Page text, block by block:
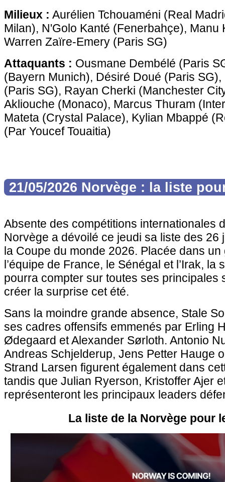
Milieux : Aurélien Tchouaméni (Real
Milan), N'Golo Kanté (Fenerbahçe), Manu
Warren Zaïre-Emery (Paris SG)
Attaquants : Ousmane Dembélé (Paris
(Bayern Munich), Désiré Doué (Paris
(Paris SG), Rayan Cherki (Manchester
Akliouche (Monaco), Marcus Thuram
Mateta (Crystal Palace), Kylian Mbappé
(Par Youcef Touaitia)
21/05/2026 Norvège : la liste
Absente des compétitions internationales
Norvège a dévoilé ce jeudi sa liste des 26
la Coupe du monde 2026. Placée dans
l’équipe de France, le Sénégal et l’Irak, la
pourra compter sur toutes ses principales
créer la surprise cet été.
Sans la moindre grande absence, Stale
ses cadres offensifs emmenés par Erling
Ødegaard et Alexander Sørloth. Antonio
Andreas Schjelderup, Jens Petter Hauge
Strand Larsen figurent également dans
tandis que Julian Ryerson, Kristoffer Ajer
représenteront les principaux leaders
La liste de la Norvège pour